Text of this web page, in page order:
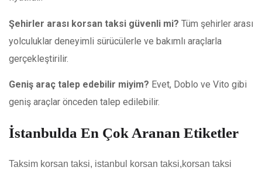
Şehirler arası korsan taksi güvenli mi? Tüm şehirler arası
yolculuklar deneyimli sürücülerle ve bakımlı araçlarla
gerçekleştirilir.
Geniş araç talep edebilir miyim? Evet, Doblo ve Vito gibi
geniş araçlar önceden talep edilebilir.
İstanbulda En Çok Aranan Etiketler
Taksim korsan taksi, istanbul korsan taksi,korsan taksi